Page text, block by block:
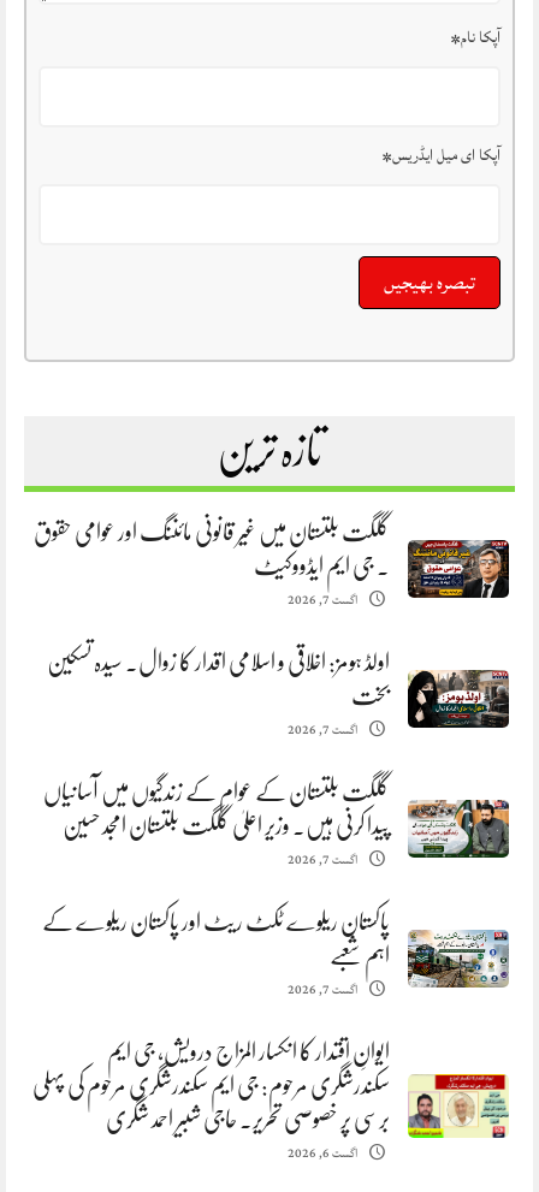
آپکا نام*
آپکا ای میل ایڈریس*
تازہ ترین
گلگت بلتستان میں غیر قانونی مائننگ اور عوامی حقوق
. جی ایم ایڈووکیٹ
اگست 7, 2026
اولڈ ہومز: اخلاقی و اسلامی اقدار کا زوال. سیدہ تسکین
بخت
اگست 7, 2026
گلگت بلتستان کے عوام کے زندگیوں میں آسانیاں
پیدا کرنی ہیں. وزیر اعلیٰ گلگت بلتستان امجد حسین
اگست 7, 2026
پاکستان ریلوے ٹکٹ ریٹ اور پاکستان ریلوے کے
اہم شعبے
اگست 7, 2026
ایوانِ اقتدار کا انکسار المزاج درویش، جی ایم
سکندرشگری مرحوم: جی ایم سکندرشگری مرحوم کی پہلی
برسی پر خصوصی تحریر. حاجی شبیر احمد شگری
اگست 6, 2026